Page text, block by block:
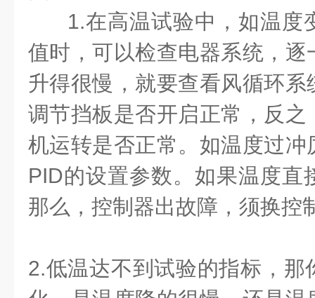
1.在高温试验中，如温度
值时，可以检查电器系统，
升得很慢，就要查看风循环
调节挡板是否开启正常，反
机运转是否正常。如温度过
PID的设置参数。如果温度直
那么，控制器出故障，须换控
2.低温达不到试验的指标，那